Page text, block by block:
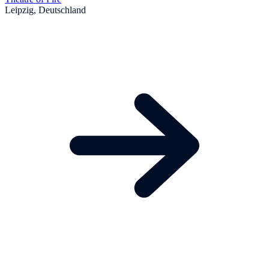
Leipzig, Deutschland